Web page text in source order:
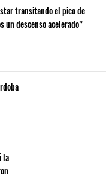
transitando el pico de
un descenso acelerado”
la